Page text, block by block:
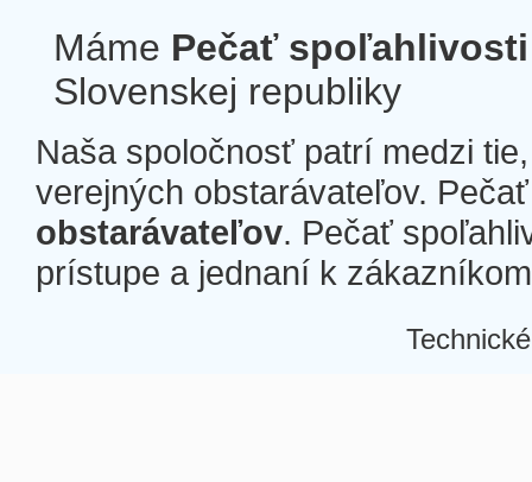
Máme Pečať spoľahlivosti
Slovenskej republiky
Naša spoločnosť patrí medzi
verejných obstarávateľov.
obstarávateľov. Pečať
prístupe a jednaní k